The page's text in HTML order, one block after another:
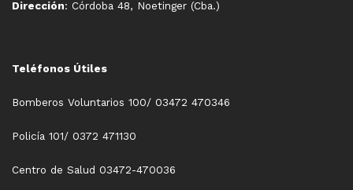
Dirección: Córdoba 48, Noetinger (Cba.)
Teléfonos Útiles
Bomberos Voluntarios 100/ 03472 470346
Policía 101/ 0372 471130
Centro de Salud 03472-470036